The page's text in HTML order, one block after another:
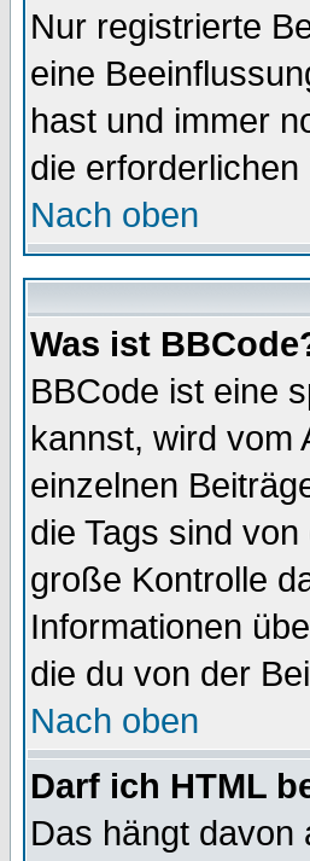
Nur registrierte
eine
hast und immer
die
Nach oben
Was ist
BBCode ist eine
kannst, wird vom
einzelnen
die Tags sind
große Kontrolle
Informationen
die du von der
Nach oben
Darf ich HTML
Das hängt davon